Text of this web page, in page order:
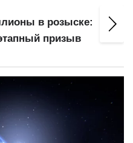
в розыске:
призыв